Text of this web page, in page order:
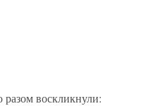
воскликнули: